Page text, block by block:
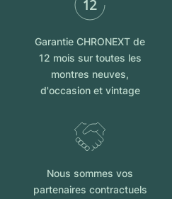
Garantie CHRONEXT de
12 mois sur toutes les
montres neuves,
d'occasion et vintage
Nous sommes vos
partenaires contractuels